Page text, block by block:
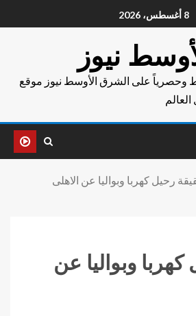
8 أغسطس، 2026
نيوز
وحصرياً على الشرق الأوسط نيوز موقع
رحيل كهربا وبواليا عن الاهلى
وبواليا عن